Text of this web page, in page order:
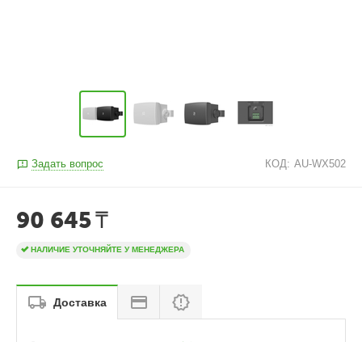
Задать вопрос КОД: AU-WX502
90 645₸
НАЛИЧИЕ УТОЧНЯЙТЕ У МЕНЕДЖЕРА
Доставка